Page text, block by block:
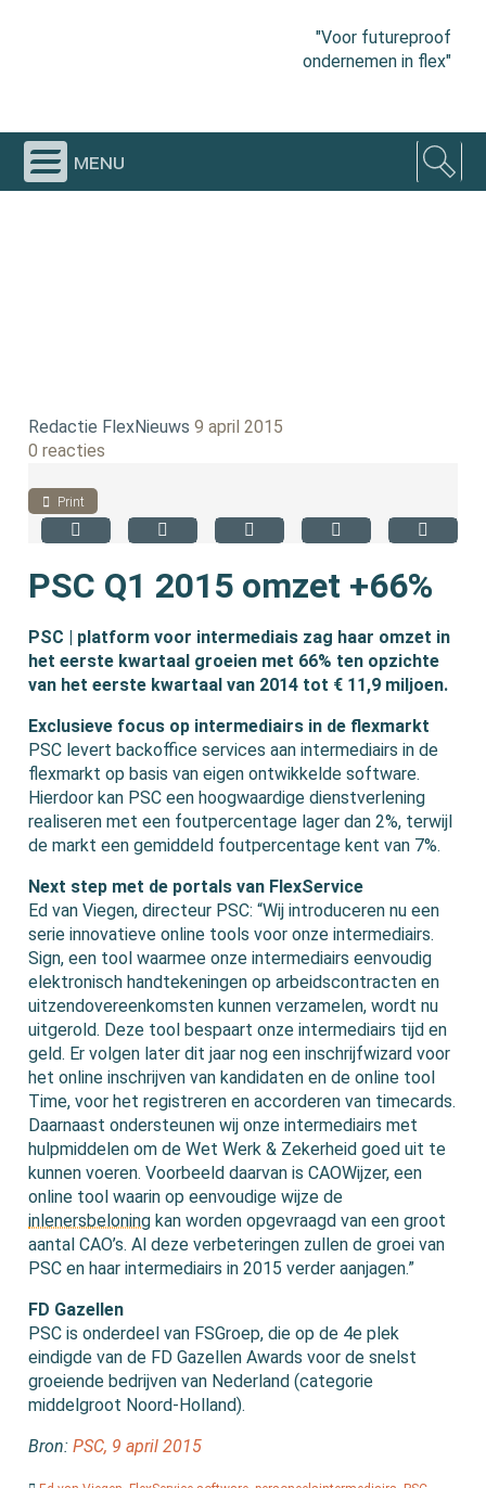
"Voor futureproof
ondernemen in flex"
menu
Redactie FlexNieuws 9 april 2015
0 reacties
Print
PSC Q1 2015 omzet +66%
PSC | platform voor intermediais zag haar omzet in
het eerste kwartaal groeien met 66% ten opzichte
van het eerste kwartaal van 2014 tot € 11,9 miljoen.
Exclusieve focus op intermediairs in de flexmarkt
PSC levert backoffice services aan intermediairs in de
flexmarkt op basis van eigen ontwikkelde software.
Hierdoor kan PSC een hoogwaardige dienstverlening
realiseren met een foutpercentage lager dan 2%, terwijl
de markt een gemiddeld foutpercentage kent van 7%.
Next step met de portals van FlexService
Ed van Viegen, directeur PSC: “Wij introduceren nu een
serie innovatieve online tools voor onze intermediairs.
Sign, een tool waarmee onze intermediairs eenvoudig
elektronisch handtekeningen op arbeidscontracten en
uitzendovereenkomsten kunnen verzamelen, wordt nu
uitgerold. Deze tool bespaart onze intermediairs tijd en
geld. Er volgen later dit jaar nog een inschrijfwizard voor
het online inschrijven van kandidaten en de online tool
Time, voor het registreren en accorderen van timecards.
Daarnaast ondersteunen wij onze intermediairs met
hulpmiddelen om de Wet Werk & Zekerheid goed uit te
kunnen voeren. Voorbeeld daarvan is CAOWijzer, een
online tool waarin op eenvoudige wijze de
inlenersbeloning kan worden opgevraagd van een groot
aantal CAO’s. Al deze verbeteringen zullen de groei van
PSC en haar intermediairs in 2015 verder aanjagen.”
FD Gazellen
PSC is onderdeel van FSGroep, die op de 4e plek
eindigde van de FD Gazellen Awards voor de snelst
groeiende bedrijven van Nederland (categorie
middelgroot Noord-Holland).
Bron:PSC, 9 april 2015